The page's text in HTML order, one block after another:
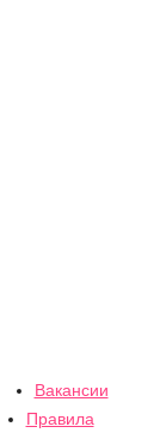
Вакансии
Правила